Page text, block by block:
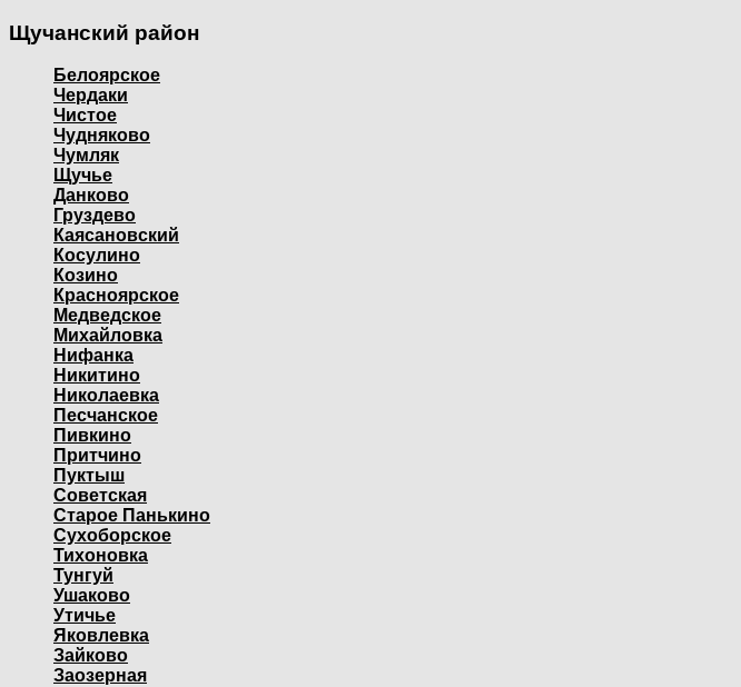
Щучанский район
Белоярское
Чердаки
Чистое
Чудняково
Чумляк
Щучье
Данково
Груздево
Каясановский
Косулино
Козино
Красноярское
Медведское
Михайловка
Нифанка
Никитино
Николаевка
Песчанское
Пивкино
Притчино
Пуктыш
Советская
Старое Панькино
Сухоборское
Тихоновка
Тунгуй
Ушаково
Утичье
Яковлевка
Зайково
Заозерная